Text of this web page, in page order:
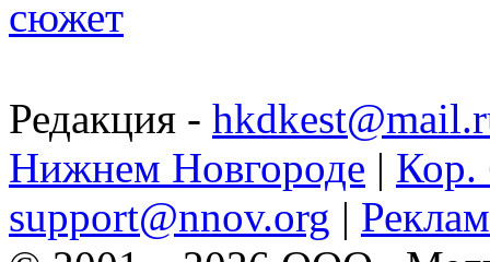
сюжет
Редакция -
Нижнем Новгороде | Кор.
support@nnov.org |